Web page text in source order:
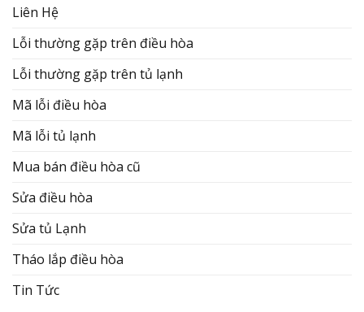
Liên Hệ
Lỗi thường gặp trên điều hòa
Lỗi thường gặp trên tủ lạnh
Mã lỗi điều hòa
Mã lỗi tủ lạnh
Mua bán điều hòa cũ
Sửa điều hòa
Sửa tủ Lạnh
Tháo lắp điều hòa
Tin Tức